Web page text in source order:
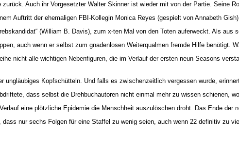
Auch ihr Vorgesetzter Walter Skinner ist wieder mit von der Partie. Seine
Auftritt der ehemaligen FBI-Kollegin Monica Reyes (gespielt von Annabeth
(William B. Davis), zum x-ten Mal von den Toten auferweckt. Als
auch wenn er selbst zum gnadenlosen Weiterqualmen fremde Hilfe benötigt.
nicht alle wichtigen Nebenfiguren, die im Verlauf der ersten neun Seasons
ungläubiges Kopfschütteln. Und falls es zwischenzeitlich vergessen wurde,
dass selbst die Drehbuchautoren nicht einmal mehr zu wissen schienen,
eine plötzliche Epidemie die Menschheit auszulöschen droht. Das Ende
nur sechs Folgen für eine Staffel zu wenig seien, auch wenn 22 definitiv zu